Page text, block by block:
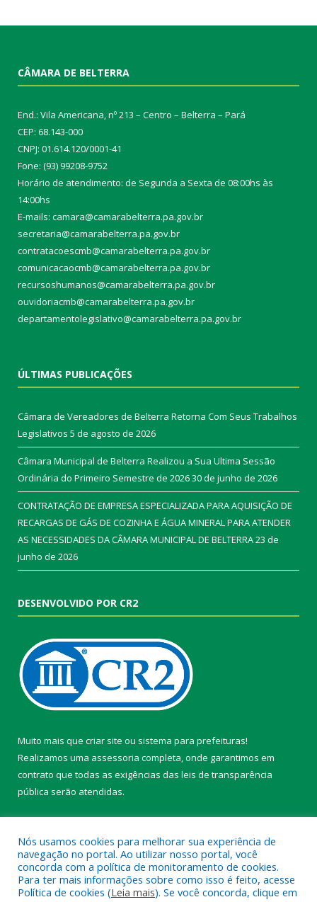
CÂMARA DE BELTERRA
End.: Vila Americana, nº 213 – Centro – Belterra – Pará
CEP: 68.143-000
CNPJ: 01.614.120/0001-41
Fone: (93) 99208-9752
Horário de atendimento: de Segunda a Sexta de 08:00hs às
14:00hs
E-mails: camara@camarabelterra.pa.gov.br
secretaria@camarabelterra.pa.gov.br
contratacoescmb@camarabelterra.pa.gov.br
comunicacaocmb@camarabelterra.pa.gov.br
recursoshumanos@camarabelterra.pa.gov.br
ouvidoriacmb@camarabelterra.pa.gov.br
departamentolegislativo@camarabelterra.pa.gov.br
ÚLTIMAS PUBLICAÇÕES
Câmara de Vereadores de Belterra Retorna Com Seus Trabalhos
Legislativos 5 de agosto de 2026
Câmara Municipal de Belterra Realizou a Sua Ultima Sessão
Ordinária do Primeiro Semestre de 202630 de junho de 2026
CONTRATAÇÃO DE EMPRESA ESPECIALIZADA PARA AQUISIÇÃO DE
RECARGAS DE GÁS DE COZINHA E ÁGUA MINERAL PARA ATENDER
AS NECESSIDADES DA CÂMARA MUNICIPAL DE BELTERRA23 de
junho de 2026
DESENVOLVIDO POR CR2
Muito mais que criar site ou sistema para prefeituras!
Realizamos uma assessoria completa, onde garantimos em
contrato que todas as exigências das leis de transparência
pública serão atendidas.
Todos os direitos reservados a Câmara Municipal de Belterra.
Nós usamos cookies para melhorar sua experiência de
navegação no portal. Ao utilizar nosso portal, você
concorda com a política de monitoramento de cookies.
Para ter mais informações sobre como isso é feito, acesse
Política de cookies (Leia mais). Se você concorda, clique em